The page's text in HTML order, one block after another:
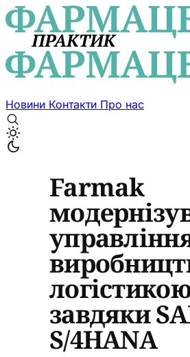
Новини Контакти Про нас
Farmak
завдяки
S/4HANA